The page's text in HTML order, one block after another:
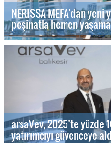
NERISSA MEFA’dan
peşinatla hemen
arsaVev, 2025’te yüzde
yatırımcıyı güvenceye